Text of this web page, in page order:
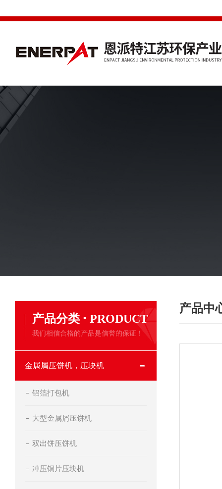
产品分类 · PRODUCT
我们相信合格的产品是信誉的保证！
金属屑压饼机，压块机
铝箔打包机
大型金属屑压饼机
双出饼压饼机
冲压铜片压块机
产品中